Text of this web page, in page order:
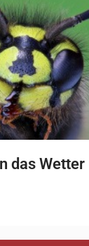
das Wetter